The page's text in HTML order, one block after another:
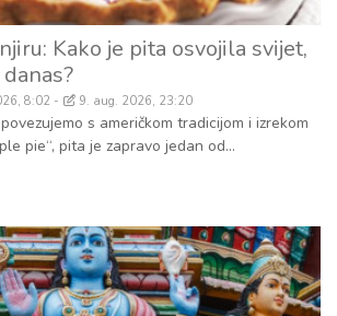
Kako je pita osvojila svijet,
8:02 9. aug. 2026, 23:20
s američkom tradicijom i izrekom
pie“, pita je zapravo jedan od...